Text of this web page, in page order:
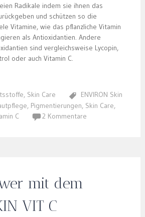
Radikale indem sie ihnen das
und schützen so die
Vitamine, wie das pflanzliche Vitamin
als Antioxidantien. Andere
sind vergleichsweise Lycopin,
oder auch Vitamin C.
, Skin Care
ENVIRON Skin
, Pigmentierungen, Skin Care,
C 2 Kommentare
mit dem
VIT C